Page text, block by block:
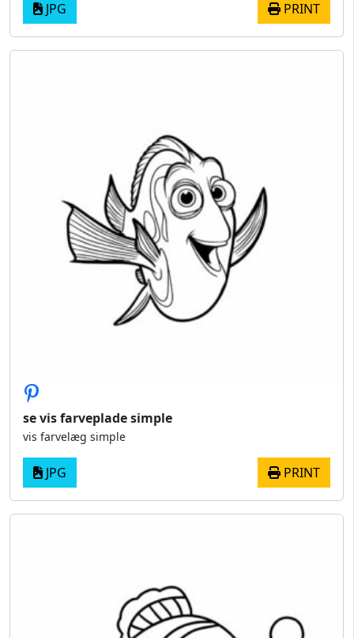
JPG PRINT
se vis farveplade simple
vis farvelæg simple
JPG PRINT